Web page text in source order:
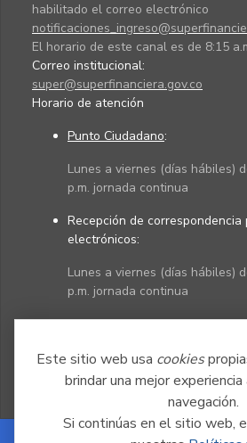
Este sitio web usa cookies
brindar una mejor
navegación.
Si continúas en el sitio web,
habilitado el correo electrónico
El horario de este canal es de 8:15
Correo institucional:
super@superfinanciera.gov.co
Horario de atención
Punto Ciudadano:
Lunes a viernes (días hábiles)
p.m. jornada continua
Recepción de correspondencia
electrónicos:
Lunes a viernes (días hábiles)
p.m. jornada continua